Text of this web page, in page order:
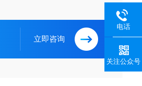
立即咨询
电话
关注公众号